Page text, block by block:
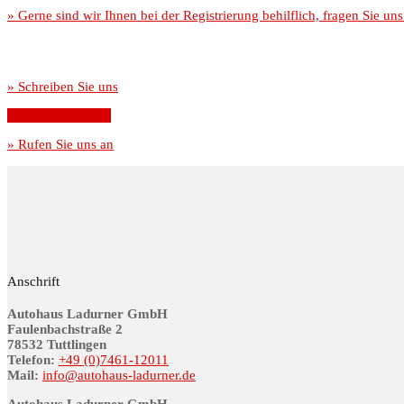
» Gerne sind wir Ihnen bei der Registrierung behilflich, fragen Sie
» Schreiben Sie uns
» Rufen Sie uns an
Anschrift
Autohaus Ladurner GmbH
Fau­len­bach­stra­ße 2
78532 Tutt­lin­gen
Telefon: +49 (0)7461-12011
Mail: info@au­to­haus-lad­ur­ner.de